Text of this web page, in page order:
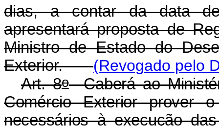
dias, a contar da data
apresentará proposta de
Ministro de Estado do
Exterior.(Revogado pelo
Art. 8oCaberá ao
Comércio Exterior prover
necessários à execução